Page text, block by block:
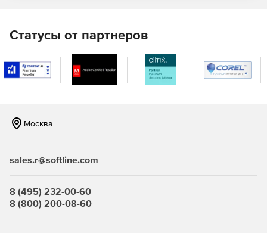
Статусы от партнеров
Москва
sales.r@softline.com
8 (495) 232-00-60
8 (800) 200-08-60